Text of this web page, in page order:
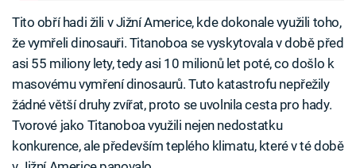
Tito obří hadi žili v Jižní Americe, kde dokonale využili toho,
že vymřeli dinosauři. Titanoboa se vyskytovala v době před
asi 55 miliony lety, tedy asi 10 milionů let poté, co došlo k
masovému vymření dinosaurů. Tuto katastrofu nepřežily
žádné větší druhy zvířat, proto se uvolnila cesta pro hady.
Tvorové jako Titanoboa využili nejen nedostatku
konkurence, ale především teplého klimatu, které v té době